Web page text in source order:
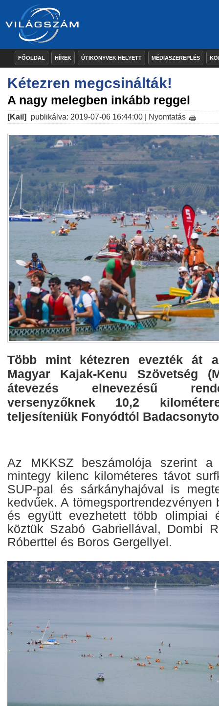
FŐOLDAL HÍREK ÚTIKÖNYVEK HELYETT MÉDIASZEREPLÉS
Kétezren megcsinálták!
A nagy melegben inkább reggel
[Kail] publikálva: 2019-07-06 16:44:00 | Nyomtatás
Több mint kétezren evezték át
Magyar Kajak-Kenu Szövetség
átevezés elnevezésű
versenyzőknek 10,2
teljesíteniük Fonyódtól
Az MKKSZ beszámolója szerint a
mintegy kilenc kilométeres távot
SUP-pal és sárkányhajóval is
kedvűek. A tömegsportrendezvényen
és együtt evezhetett több olimpiai
köztük Szabó Gabriellával, Dombi
Róberttel és Boros Gergellyel.